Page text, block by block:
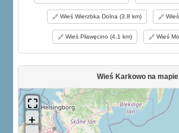
Wieś Wierzbka Dolna (3,8 km)
Wieś Pławęcino (4,1 km) Wieś
Wieś Karkowo na mapie